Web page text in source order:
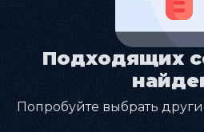
Подходящих
Попробуйте выбрать